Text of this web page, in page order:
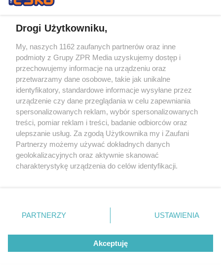
rozpowszechniany lub dalej rozpowszechniany w jakikolwiek sposób (w
tym także elektroniczny lub mechaniczny) na jakimkolwiek polu
Internecie bez pisemnej zgody właściciela praw. Jakiekolwiek użycie lub
wykorzystanie utworów w całości lub w części z naruszeniem prawa,
tzn. bez właściwej zgody, jest zabronione pod groźbą kary i może być
Drogi Użytkowniku,
My, naszych 1162 zaufanych partnerów oraz inne
podmioty z Grupy ZPR Media uzyskujemy dostęp i
przechowujemy informacje na urządzeniu oraz
przetwarzamy dane osobowe, takie jak unikalne
identyfikatory, standardowe informacje wysyłane przez
urządzenie czy dane przeglądania w celu zapewniania
spersonalizowanych reklam, wybór spersonalizowanych
treści, pomiar reklam i treści, badanie odbiorców oraz
ulepszanie usług. Za zgodą Użytkownika my i Zaufani
Partnerzy możemy używać dokładnych danych
geolokalizacyjnych oraz aktywnie skanować
charakterystykę urządzenia do celów identyfikacji.
zmienić/wycofać klikając przycisk ustawień prywatności
znajdujący się w lewym dolnym rogu strony
rodzaje przetwarzania danych nie wymagają zgody
użytkownika, ale masz prawo sprzeciwić się takiemu
przetwarzaniu. Preferencje będą miały zastosowanie tylko
PARTNERZY USTAWIENIA
Akceptuję